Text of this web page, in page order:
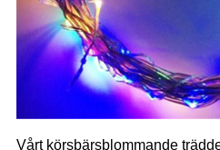
Vårt körsbärsblommande